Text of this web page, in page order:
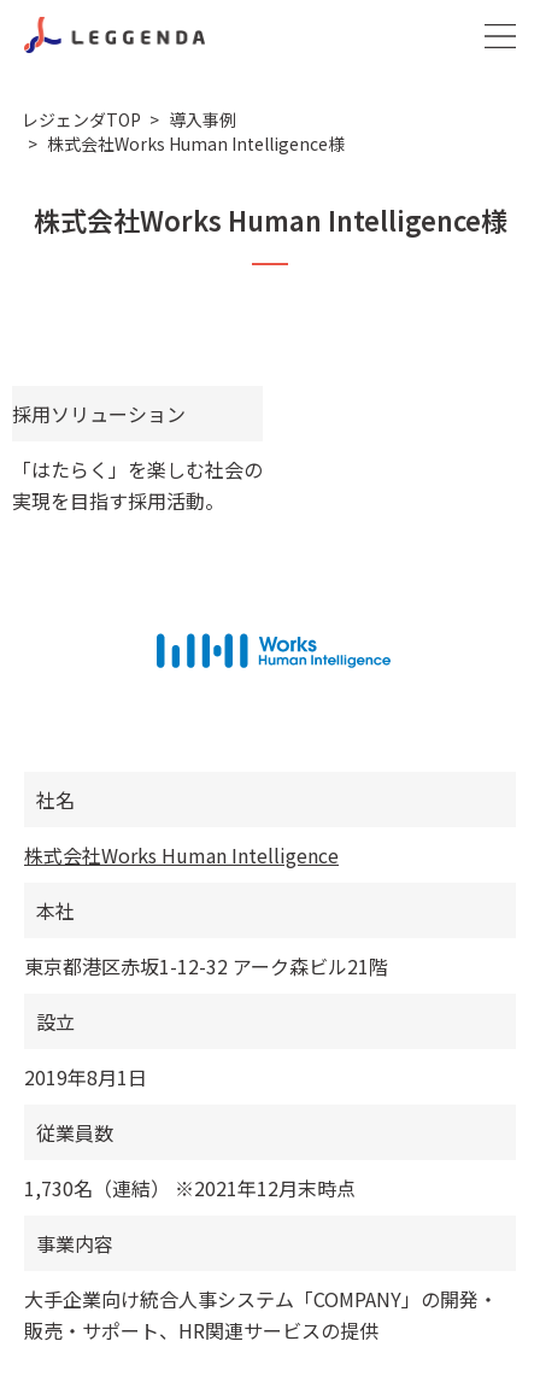
レジェンダTOP
導入事例
株式会社Works Human Intelligence様
株式会社Works Human Intelligence様
採用ソリューション
「はたらく」を楽しむ社会の
実現を目指す採用活動。
社名
株式会社Works Human Intelligence
本社
東京都港区赤坂1-12-32 アーク森ビル21階
設立
2019年8月1日
従業員数
1,730名（連結） ※2021年12月末時点
事業内容
大手企業向け統合人事システム「COMPANY」の開発・
販売・サポート、HR関連サービスの提供